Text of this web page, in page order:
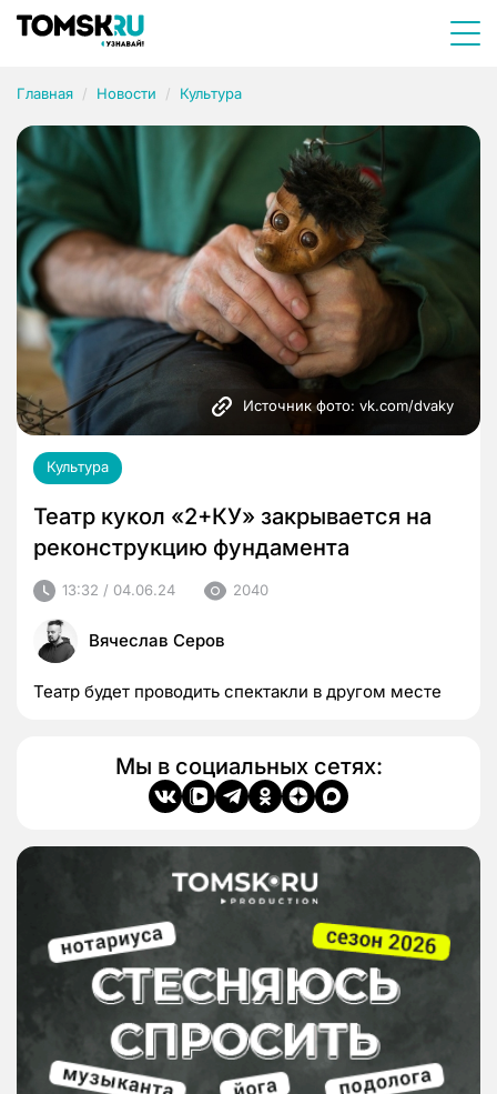
Главная Новости Культура
Источник фото: vk.com/dvaky
Культура
Театр кукол «2+КУ» закрывается на
реконструкцию фундамента
13:32 / 04.06.24 2040
Вячеслав Серов
Театр будет проводить спектакли в другом месте
Мы в социальных сетях: